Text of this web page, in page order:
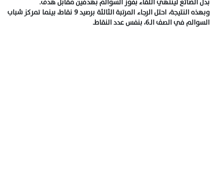
بدل الضائع لينتهي اللقاء بفوز السوالم بهدفين مقابل هدف.
وبهذه النتيجة، احتل الرجاء المرتبة الثالثة برصيد 9 نقاط، بينما تمركز شباب
السوالم في الصف الـ6، بنفس عدد النقاط.